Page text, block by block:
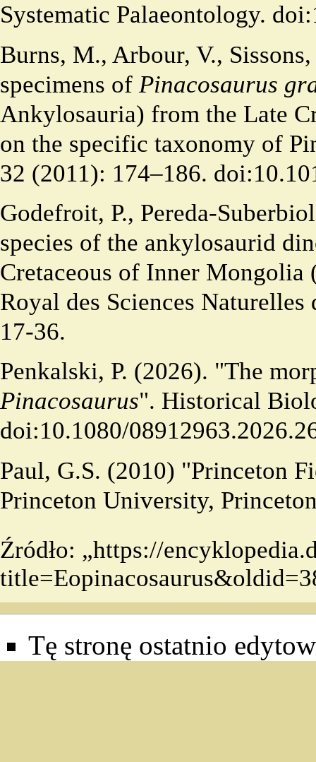
Systematic Palaeontology.
Burns, M., Arbour, V.,
specimens of Pinacosaurus
Ankylosauria) from the Late
on the specific taxonomy of
32 (2011): 174–186.
Godefroit, P., Pereda-
species of the ankylosaurid
Cretaceous of Inner
Royal des Sciences
17-36.
Penkalski, P. (2026). "The
Pinacosaurus". Historical
doi:10.1080/
Paul, G.S. (2010) "Princeton
Princeton University,
Źródło: „https://
Tę stronę ostatnio